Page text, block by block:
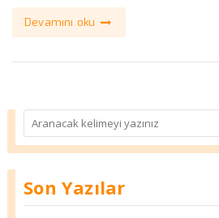
Devamını oku
Son Yazılar